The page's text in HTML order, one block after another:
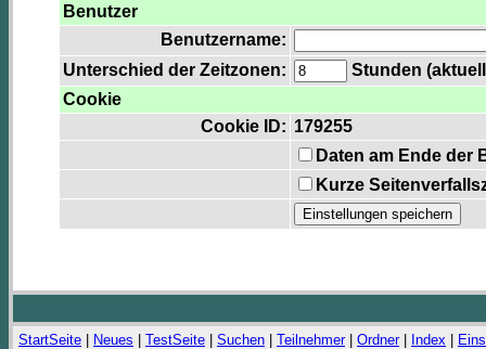
Benutzer
Benutzername:
Unterschied der Zeitzonen:
Stunden
Cookie
Cookie ID: 179255
Daten am Ende der
Kurze
StartSeite Neues TestSeite Suchen Teilnehmer| Ordner| Index